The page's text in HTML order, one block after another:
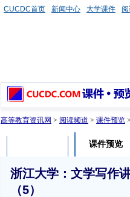
CUCDC首页 新闻中心 大学课件
高等教育资讯网 > 阅读频道 > 课件预览 >
课件预览
浙江大学：文学写作
（5）